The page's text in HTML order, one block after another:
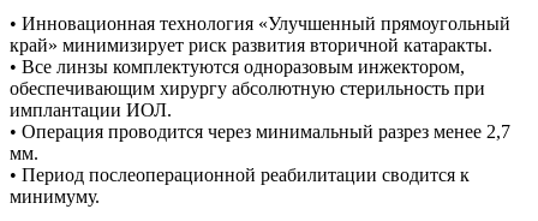
• Инновационная технология «Улучшенный прямоугольный
край» минимизирует риск развития вторичной катаракты.
• Все линзы комплектуются одноразовым инжектором,
обеспечивающим хирургу абсолютную стерильность при
имплантации ИОЛ.
• Операция проводится через минимальный разрез менее 2,7
мм.
• Период послеоперационной реабилитации сводится к
минимуму.